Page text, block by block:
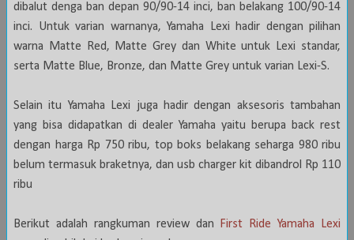
dibalut denga ban depan 90/90-14 inci, ban belakang 100/90-14
inci. Untuk varian warnanya, Yamaha Lexi hadir dengan pilihan
warna Matte Red, Matte Grey dan White untuk Lexi standar,
serta Matte Blue, Bronze, dan Matte Grey untuk varian Lexi-S.
Selain itu Yamaha Lexi juga hadir dengan aksesoris tambahan
yang bisa didapatkan di dealer Yamaha yaitu berupa back rest
dengan harga Rp 750 ribu, top boks belakang seharga 980 ribu
belum termasuk braketnya, dan usb charger kit dibandrol Rp 110
ribu
Berikut adalah rangkuman review dan First Ride Yamaha Lexi